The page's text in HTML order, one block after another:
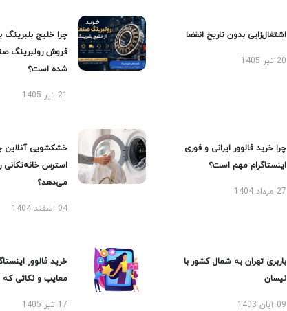
اشتغال‌زایی بدون تاریخ انقضا
20 تیر 1405
چرا خلیج بلبرینگ
فروش رولبرینگ
شده است؟
21 تیر 1405
چرا خرید فالوور ایرانی و فوری
اینستاگرام مهم است؟
27 مرداد 1404
خشکشویی آنلاین
استرس خانه‌تکانی
می‌دهد؟
04 اسفند 1404
باربری تهران به شمال کشور با
نیسان
09 آبان 1403
خرید فالوور
معایب و نکاتی که
17 تیر 1405